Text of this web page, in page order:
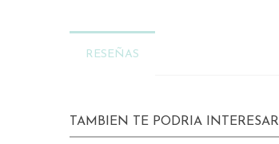
RESEÑAS
TAMBIEN TE PODRIA INTERESAR